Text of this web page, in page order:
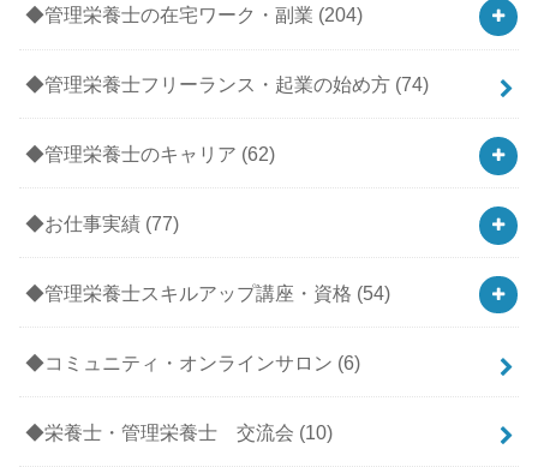
◆管理栄養士の在宅ワーク・副業 (204)
◆管理栄養士フリーランス・起業の始め方 (74)
◆管理栄養士のキャリア (62)
◆お仕事実績 (77)
◆管理栄養士スキルアップ講座・資格 (54)
◆コミュニティ・オンラインサロン (6)
◆栄養士・管理栄養士 交流会 (10)